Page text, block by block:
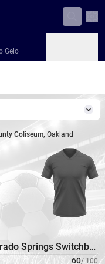
no Gelo
Gelo
Coliseum, Oakland
Colorado Springs Switchbacks FC
60/ 100